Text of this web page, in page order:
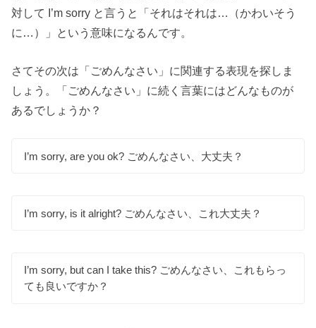
対して I’m sorry と言うと「それはそれは…（かわいそう
に…）」という意味になるんです。
さてその次は「ごめんなさい」に関連する表現を探しま
しょう。「ごめんなさい」に続く言葉にはどんなものが
あるでしょうか？
I’m sorry, are you ok? ごめんなさい、大丈夫？
I’m sorry, is it alright? ごめんなさい、これ大丈夫？
I’m sorry, but can I take this? ごめんなさい、これもらっ
ても良いですか？